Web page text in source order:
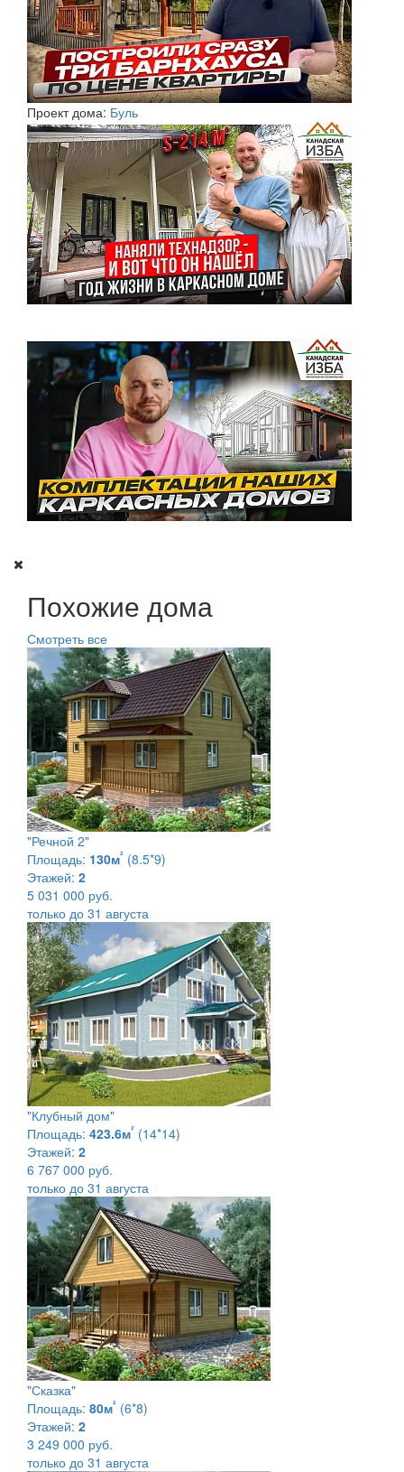
Проект дома: Буль
Похожие дома
Смотреть все
"Речной 2"
Площадь: 130м² (8.5*9)
Этажей: 2
5 031 000 руб.
только до 31 августа
"Клубный дом"
Площадь: 423.6м² (14*14)
Этажей: 2
6 767 000 руб.
только до 31 августа
"Сказка"
Площадь: 80м² (6*8)
Этажей: 2
3 249 000 руб.
только до 31 августа